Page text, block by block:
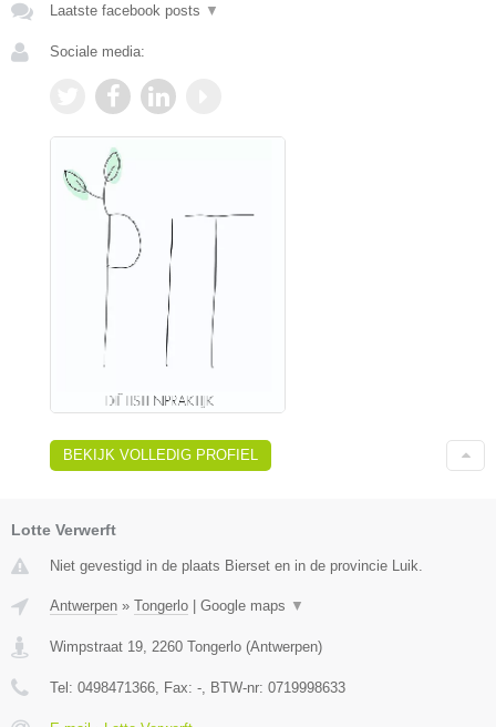
Laatste facebook posts ▼
Sociale media:
BEKIJK VOLLEDIG PROFIEL
Lotte Verwerft
Niet gevestigd in de plaats Bierset en in de provincie Luik.
Antwerpen » Tongerlo Google maps ▼
Wimpstraat 19, 2260 Tongerlo (Antwerpen)
Tel: 0498471366, Fax: -, BTW-nr: 0719998633